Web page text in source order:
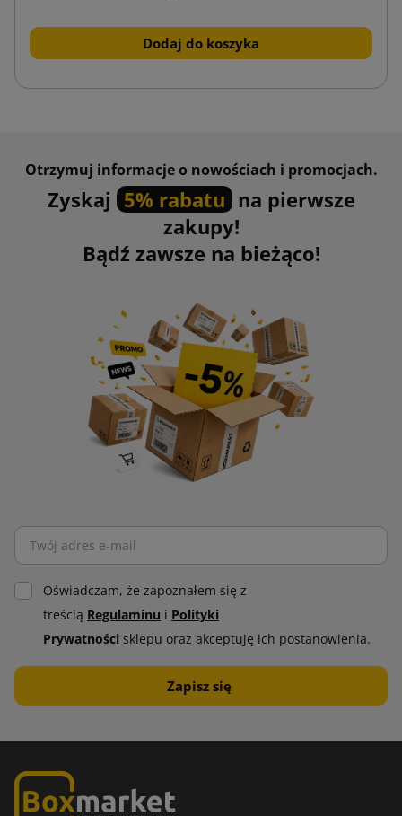
Dodaj do koszyka
Otrzymuj informacje o nowościach i promocjach.
Zyskaj 5% rabatu na pierwsze
zakupy!
Bądź zawsze na bieżąco!
Oświadczam, że zapoznałem się z
treścią Regulaminu i Polityki
Prywatności sklepu oraz akceptuję ich postanowienia.